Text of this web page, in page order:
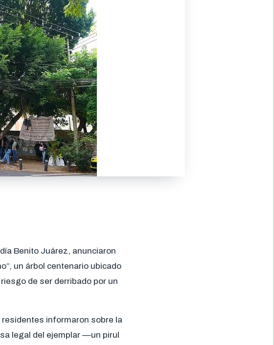
Benito Juárez, anunciaron
un árbol centenario ubicado
de ser derribado por un
residentes informaron sobre la
legal del ejemplar —un pirul